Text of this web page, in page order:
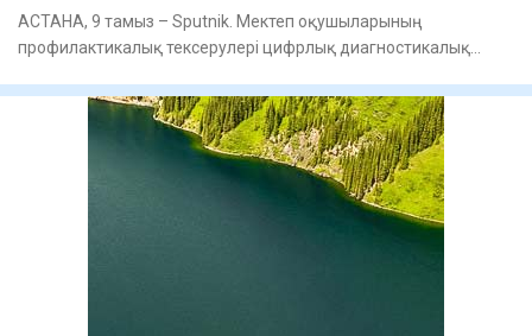
АСТАНА, 9 тамыз – Sputnik. Мектеп оқушыларының
профилактикалық тексерулері цифрлық диагностикалық